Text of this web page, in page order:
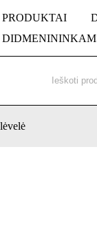
PRODUKTAI